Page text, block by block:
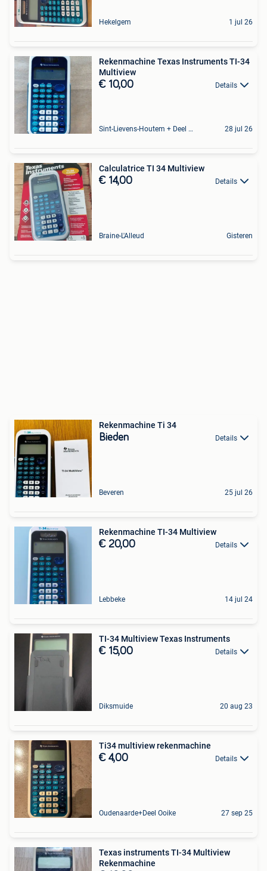
Hekelgem 1 jul 26
Rekenmachine Texas Instruments TI-34
Multiview
€ 10,00 Details
Sint-Lievens-Houtem + Deel Oombergen 28 jul 26
Calculatrice TI 34 Multiview
€ 14,00 Details
Braine-L'Alleud Gisteren
Rekenmachine Ti 34
Bieden Details
Beveren 25 jul 26
Rekenmachine TI-34 Multiview
€ 20,00 Details
Lebbeke 14 jul 24
TI-34 Multiview Texas Instruments
€ 15,00 Details
Diksmuide 20 aug 23
Ti34 multiview rekenmachine
€ 4,00 Details
Oudenaarde+Deel Ooike 27 sep 25
Texas instruments TI-34 Multiview
Rekenmachine